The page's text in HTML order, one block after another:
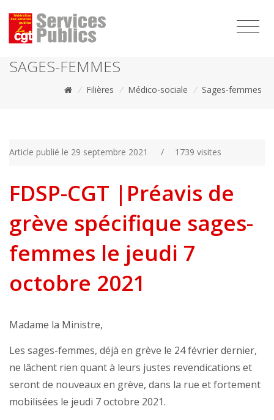
SAGES-FEMMES
/ Filières / Médico-sociale / Sages-femmes
Article publié le 29 septembre 2021 / 1739 visites
FDSP-CGT |Préavis de
grève spécifique sages-
femmes le jeudi 7
octobre 2021
Madame la Ministre,
Les sages-femmes, déjà en grève le 24 février dernier,
ne lâchent rien quant à leurs justes revendications et
seront de nouveaux en grève, dans la rue et fortement
mobilisées le jeudi 7 octobre 2021.